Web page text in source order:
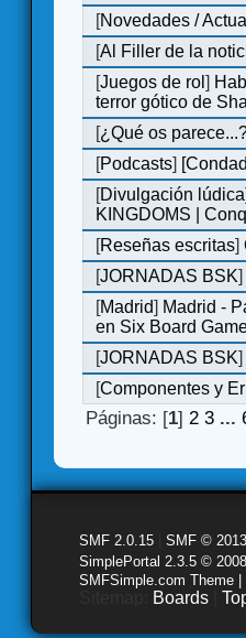
[Novedades /
[Al Filler de la
[Juegos de rol]
terror gótico de
[¿Qué os
[Podcasts]
[Divulgación lúdica
KINGDOMS |
[Reseñas escritas]
[JORNADAS BSK
[Madrid] Madrid -
en Six Board
[JORNADAS BSK]
[Componentes y
Páginas: [1]2 3 ...
SMF 2.0.15 SMF © 2013
SimplePortal 2.3.5 ©
SMFSimple.com Theme
Boards